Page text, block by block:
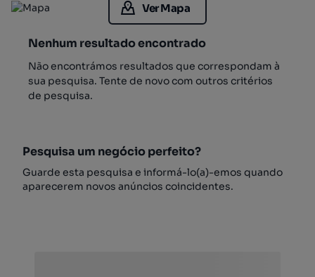
Ver Mapa
Nenhum resultado encontrado
Não encontrámos resultados que correspondam à
sua pesquisa. Tente de novo com outros critérios
de pesquisa.
Pesquisa um negócio perfeito?
Guarde esta pesquisa e informá-lo(a)-emos quando
aparecerem novos anúncios coincidentes.